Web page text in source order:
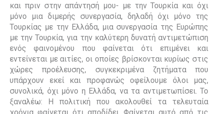
και πριν στην απάντησή μου- με την Τουρκία και όχι
μόνο μια διμερής συνεργασία, δηλαδή όχι μόνο της
Τουρκίας με την Ελλάδα, μια συνεργασία της Ευρώπης
με την Τουρκία, για την καλύτερη δυνατή αντιμετώπιση
ενός φαινομένου που φαίνεται ότι επιμένει και
εντείνεται με αιτίες, οι οποίες βρίσκονται κυρίως στις
χώρες προέλευσης, συγκεκριμένα ζητήματα που
υπάρχουν εκεί και προφανώς οφείλουμε όλοι μας,
συνολικά, όχι μόνο η Ελλάδα, να τα αντιμετωπίσει. Το
ξαναλέω: Η πολιτική που ακολουθεί τα τελευταία
χρόνια φαίνεται ότι αποδίδει. Φαίνεται αυτό από τις